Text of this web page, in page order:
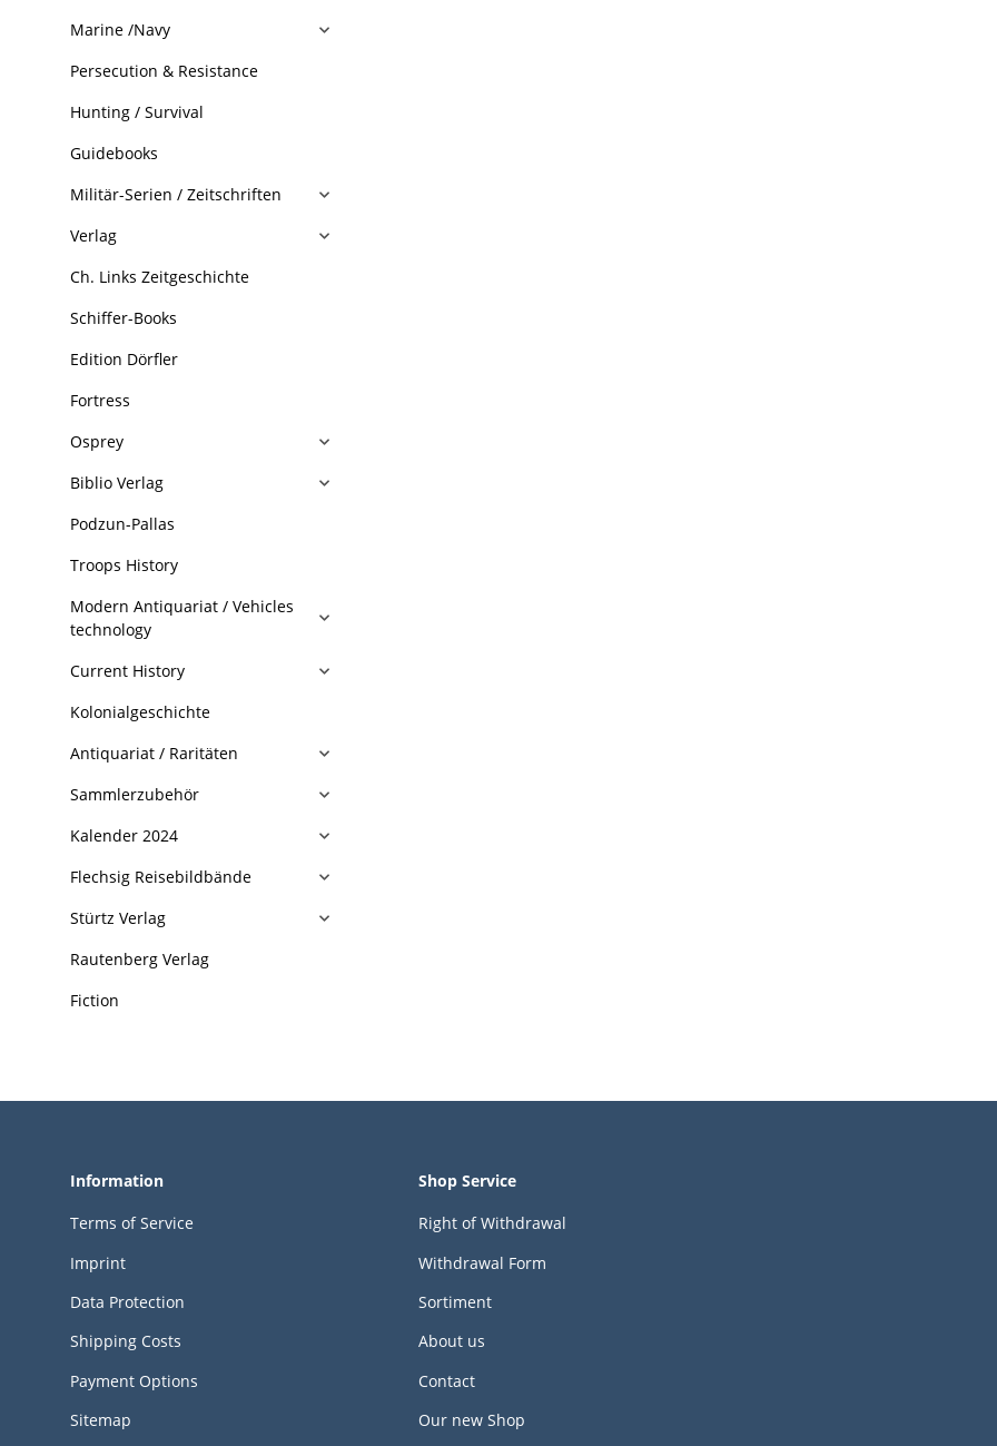
Marine /Navy
Persecution & Resistance
Hunting / Survival
Guidebooks
Militär-Serien / Zeitschriften
Verlag
Ch. Links Zeitgeschichte
Schiffer-Books
Edition Dörfler
Fortress
Osprey
Biblio Verlag
Podzun-Pallas
Troops History
Modern Antiquariat / Vehicles
technology
Current History
Kolonialgeschichte
Antiquariat / Raritäten
Sammlerzubehör
Kalender 2024
Flechsig Reisebildbände
Stürtz Verlag
Rautenberg Verlag
Fiction
Information
Terms of Service
Imprint
Data Protection
Shipping Costs
Payment Options
Sitemap
Shop Service
Right of Withdrawal
Withdrawal Form
Sortiment
About us
Contact
Our new Shop